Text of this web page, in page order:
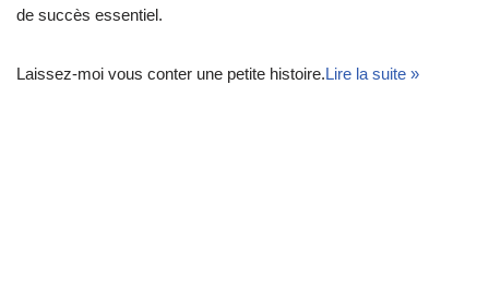
de succès essentiel.
Laissez-moi vous conter une petite histoire.Lire la suite »